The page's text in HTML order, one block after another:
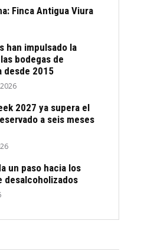
Finca Antigua Viura
han impulsado la
bodegas de
desde 2015
2027 ya supera el
a seis meses
un paso hacia los
desalcoholizados